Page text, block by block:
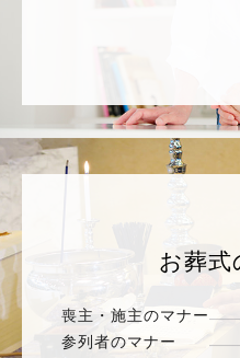
お葬式
喪主・施主のマナー
参列者のマナー